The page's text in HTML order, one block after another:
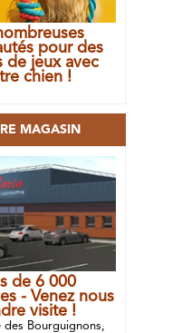
pour des
de jeux avec
chien !
MAGASIN
de 6 000
- Venez nous
visite !
des Bourguignons,